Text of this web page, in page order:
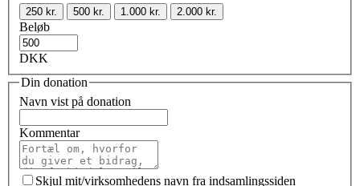
250 kr. 500 kr. 1.000 kr. 2.000 kr.
Beløb
DKK
Din donation
Navn vist på donation
Kommentar
Skjul mit/virksomhedens navn fra indsamlingssiden